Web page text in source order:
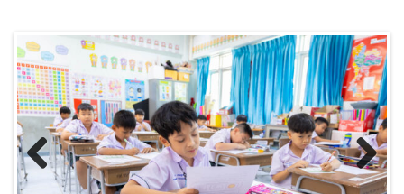
Previous Next